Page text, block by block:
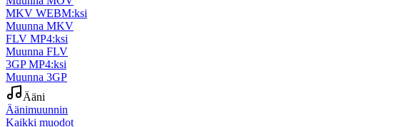
MKV WEBM:ksi
Muunna MKV
FLV MP4:ksi
Muunna FLV
3GP MP4:ksi
Muunna 3GP
Ääni
Äänimuunnin
Kaikki muodot